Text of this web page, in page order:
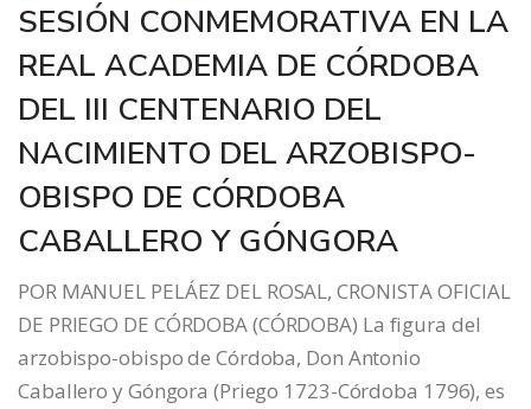
SESIÓN CONMEMORATIVA EN LA
REAL ACADEMIA DE CÓRDOBA
DEL III CENTENARIO DEL
NACIMIENTO DEL ARZOBISPO-
OBISPO DE CÓRDOBA
CABALLERO Y GÓNGORA
POR MANUEL PELÁEZ DEL ROSAL, CRONISTA OFICIAL
DE PRIEGO DE CÓRDOBA (CÓRDOBA) La figura del
arzobispo-obispo de Córdoba, Don Antonio
Caballero y Góngora (Priego 1723-Córdoba 1796), es